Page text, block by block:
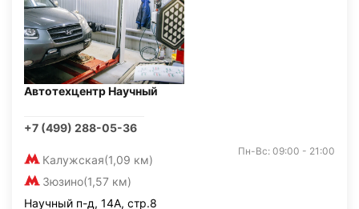
Автотехцентр Научный
+7 (499) 288-05-36
Калужская(1,09 км)
Зюзино(1,57 км)
Пн-Вс: 09:00 - 21:00
Научный п-д, 14А, стр.8